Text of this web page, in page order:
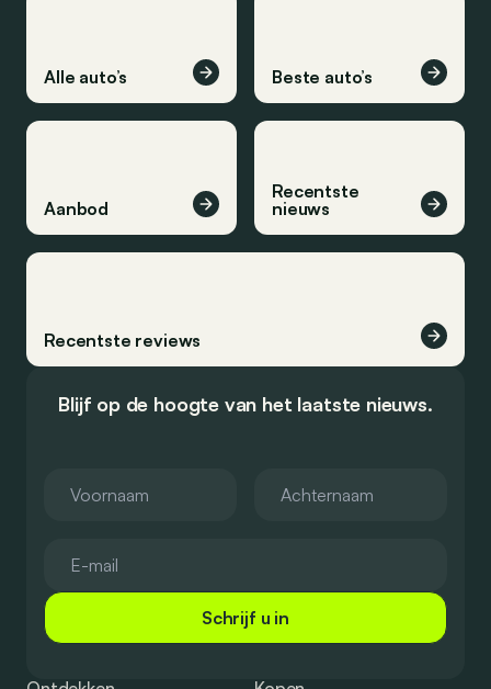
Alle auto’s Beste auto’s
Aanbod
Recentste
nieuws
Recentste reviews
Blijf op de hoogte van het laatste nieuws.
Schrijf u in